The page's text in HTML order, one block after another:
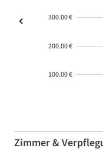
300.00 €
200.00 €
100.00 €
01-02
Zimmer &